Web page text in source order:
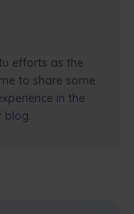
efforts as the
to share some
in the
blog.